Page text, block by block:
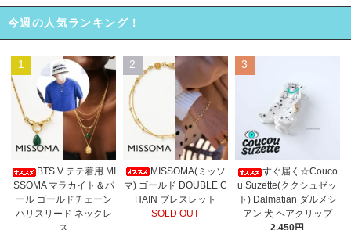
今週の人気ランキング！
1
BTS V テテ着用 MI
SSOMA マラカイト＆パ
ール ゴールドチェーン
ハリスリード ネックレ
2
MISSOMA(ミッソ
マ) ゴールド DOUBLE C
HAIN ブレスレット
SOLD OUT
3
すぐ届く☆Couco
u Suzette(ククシュゼッ
ト) Dalmatian ダルメシ
アン 犬 ヘアクリップ